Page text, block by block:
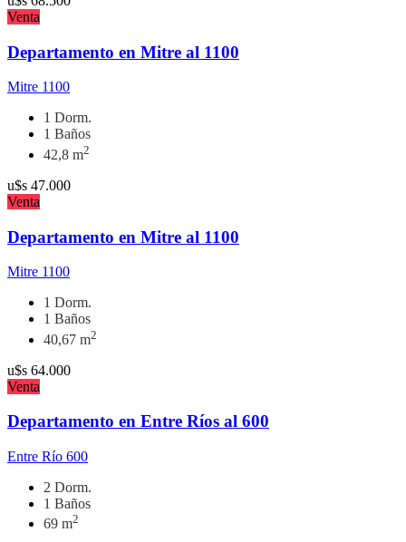
Venta
Departamento en Mitre al 1100
Mitre 1100
1 Dorm.
1 Baños
42,8 m2
u$s 47.000
Venta
Departamento en Mitre al 1100
Mitre 1100
1 Dorm.
1 Baños
40,67 m2
u$s 64.000
Venta
Departamento en Entre Ríos al 600
Entre Río 600
2 Dorm.
1 Baños
69 m2